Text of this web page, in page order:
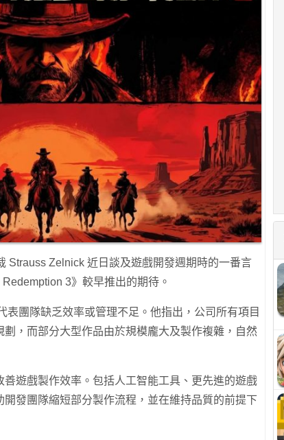
Strauss Zelnick 近日談及遊戲開發週期時的一番言
3》較早推出的期待。
表團隊缺乏效率或管理不足。他指出，公司所有項目
，而部分大型作品由於規模龐大及製作複雜，自然
遊戲製作效率。包括人工智能工具、更先進的遊戲
發團隊縮短部分製作流程，並在維持品質的前提下